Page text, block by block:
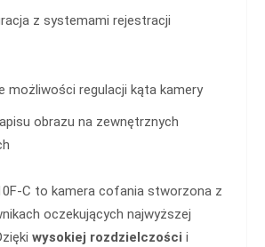
z systemami rejestracji
możliwości regulacji kąta kamery
obrazu na zewnętrznych
C to kamera cofania stworzona z
oczekujących najwyższej
wysokiej rozdzielczości i